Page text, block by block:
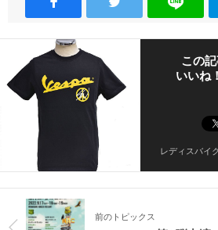
この
いいね
レディスバイ
前のトピックス